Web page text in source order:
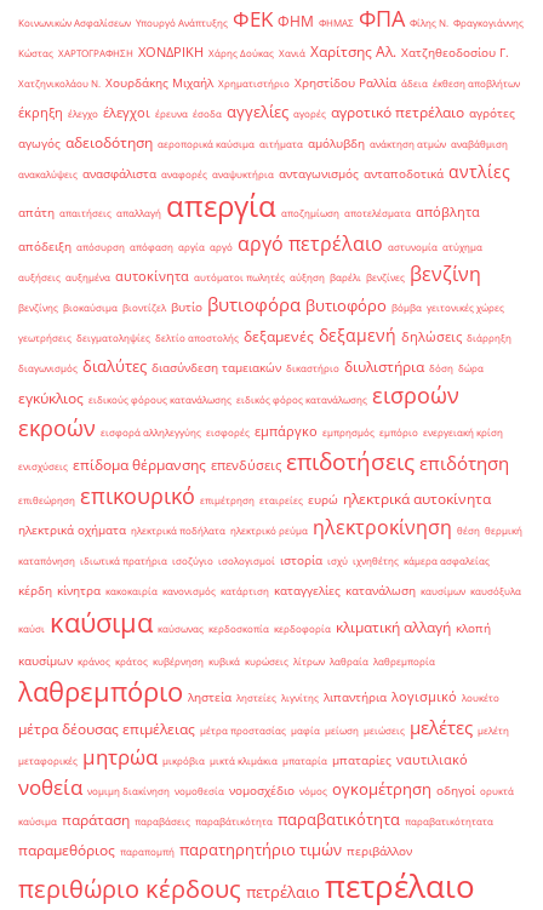
Κοινωνικών Ασφαλίσεων Υπουργό Ανάπτυξης ΦΕΚ ΦΗΜ ΦΗΜΑΣ ΦΠΑ Φίλης Ν. Φραγκογιάννης
Κώστας ΧΑΡΤΟΓΡΑΦΗΣΗ ΧΟΝΔΡΙΚΗ Χάρης Δούκας Χανιά Χαρίτσης Αλ. Χατζηθεοδοσίου Γ.
Χατζηνικολάου Ν. Χουρδάκης Μιχαήλ Χρηματιστήριο Χρηστίδου Ραλλία άδεια έκθεση αποβλήτων
έκρηξη έλεγχο έλεγχοι έρευνα έσοδα αγγελίες αγορές αγροτικό πετρέλαιο αγρότες
αγωγός αδειοδότηση αεροπορικά καύσιμα αιτήματα αμόλυβδη ανάκτηση ατμών αναβάθμιση
ανακαλύψεις ανασφάλιστα αναφορές αναψυκτήρια ανταγωνισμός ανταποδοτικά αντλίες
απάτη απαιτήσεις απαλλαγή απεργία αποζημίωση αποτελέσματα απόβλητα
απόδειξη απόσυρση απόφαση αργία αργό αργό πετρέλαιο αστυνομία ατύχημα
αυξήσεις αυξημένα αυτοκίνητα αυτόματοι πωλητές αύξηση βαρέλι βενζίνες βενζίνη
βενζίνης βιοκαύσιμα βιοντίζελ βυτίο βυτιοφόρα βυτιοφόρο βόμβα γειτονικές χώρες
γεωτρήσεις δειγματοληψίες δελτίο αποστολής δεξαμενές δεξαμενή δηλώσεις διάρρηξη
διαγωνισμός διαλύτες διασύνδεση ταμειακών δικαστήριο διυλιστήρια δόση δώρα
εγκύκλιος ειδικούς φόρους κατανάλωσης ειδικός φόρος κατανάλωσης εισροών
εκροών εισφορά αλληλεγγύης εισφορές εμπάργκο εμπρησμός εμπόριο ενεργειακή κρίση
ενισχύσεις επίδομα θέρμανσης επενδύσεις επιδοτήσεις επιδότηση
επιθεώρηση επικουρικό επιμέτρηση εταιρείες ευρώ ηλεκτρικά αυτοκίνητα
ηλεκτρικά οχήματα ηλεκτρικά ποδήλατα ηλεκτρικό ρεύμα ηλεκτροκίνηση θέση θερμική
καταπόνηση ιδιωτικά πρατήρια ισοζύγιο ισολογισμοί ιστορία ισχύ ιχνηθέτης κάμερα ασφαλείας
κέρδη κίνητρα κακοκαιρία κανονισμός κατάρτιση καταγγελίες κατανάλωση καυσίμων καυσόξυλα
καύσι καύσιμα καύσωνας κερδοσκοπία κερδοφορία κλιματική αλλαγή κλοπή
καυσίμων κράνος κράτος κυβέρνηση κυβικά κυρώσεις λίτρων λαθραία λαθρεμπορία
λαθρεμπόριο ληστεία ληστείες λιγνίτης λιπαντήρια λογισμικό λουκέτο
μέτρα δέουσας επιμέλειας μέτρα προστασίας μαφία μείωση μειώσεις μελέτες μελέτη
μεταφορικές μητρώα μικρόβια μικτά κλιμάκια μπαταρία μπαταρίες ναυτιλιακό
νοθεία νομιμη διακίνηση νομοθεσία νομοσχέδιο νόμος ογκομέτρηση οδηγοί ορυκτά
καύσιμα παράταση παραβάσεις παραβάτικότητα παραβατικότητα παραβατικότητατα
παραμεθόριος παραπομπή παρατηρητήριο τιμών περιβάλλον
περιθώριο κέρδους πετρέλαιο πετρέλαιο